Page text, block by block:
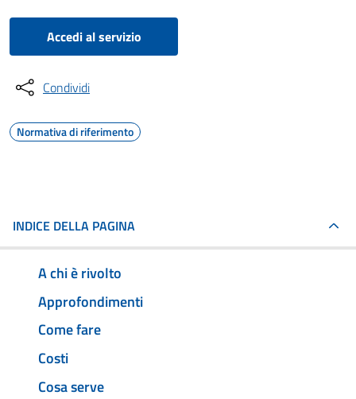
Accedi al servizio
Condividi
Normativa di riferimento
INDICE DELLA PAGINA
A chi è rivolto
Approfondimenti
Come fare
Costi
Cosa serve